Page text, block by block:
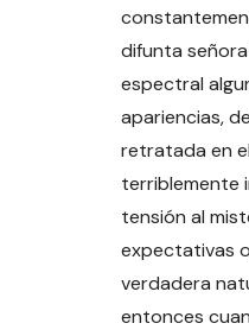
difunta
espectral
apariencias,
retratada en
terriblemente
tensión al
expectativas
verdadera
entonces